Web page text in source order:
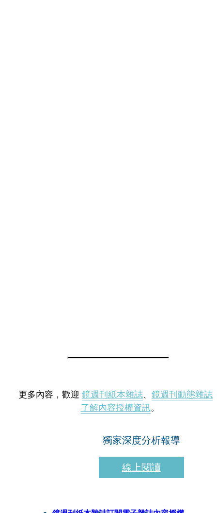
更多內容，歡迎 鏡週刊紙本雜誌、 鏡週刊動態雜誌
了解內容授權資訊。
獨家深度分析報導
線上閱讀